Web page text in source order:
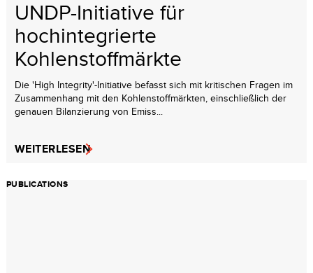
UNDP-Initiative für
hochintegrierte
Kohlenstoffmärkte
Die 'High Integrity'-Initiative befasst sich mit kritischen Fragen im
Zusammenhang mit den Kohlenstoffmärkten, einschließlich der
genauen Bilanzierung von Emiss...
WEITERLESEN
PUBLICATIONS